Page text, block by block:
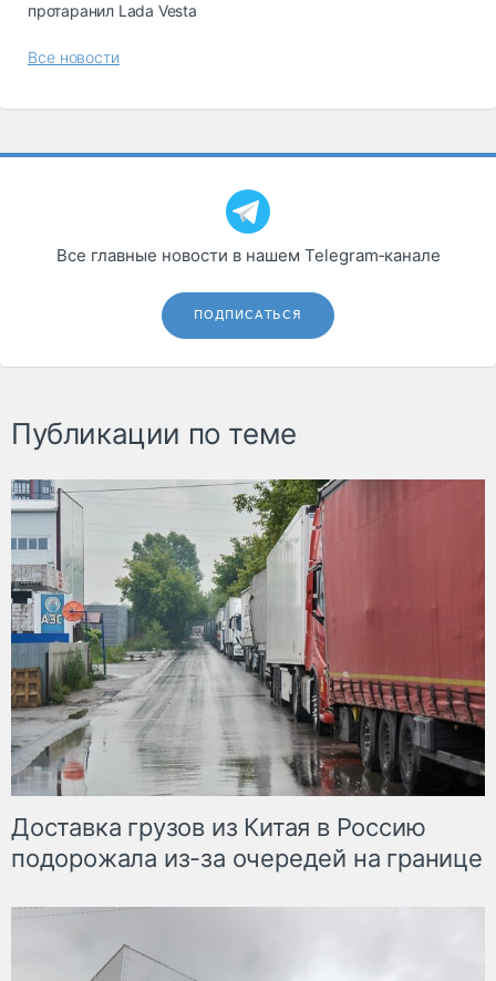
протаранил Lada Vesta
Все новости
Все главные новости в нашем Telegram‑канале
ПОДПИСАТЬСЯ
Публикации по теме
Доставка грузов из Китая в Россию
подорожала из-за очередей на границе